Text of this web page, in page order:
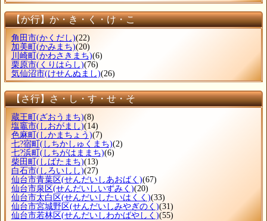
【か行】か・き・く・け・こ
角田市(かくだし)(22)
加美町 (かみまち)(20)
川崎町 (かわさきまち)(6)
栗原市(くりはらし)(76)
気仙沼市(けせんぬまし)(26)
【さ行】さ・し・す・せ・そ
蔵王町 (ざおうまち)(8)
塩竈市(しおがまし)(14)
色麻町 (しかまちょう)(7)
七?宿町 (しちかしゅくまち)(2)
七?浜町 (しちがはままち)(6)
柴田町 (しばたまち)(13)
白石市(しろいしし)(27)
仙台市青葉区(せんだいしあおばく)(67)
仙台市泉区(せんだいしいずみく)(20)
仙台市太白区(せんだいしたいはくく)(33)
仙台市宮城野区(せんだいしみやぎのく)(31)
仙台市若林区(せんだいしわかばやしく)(55)